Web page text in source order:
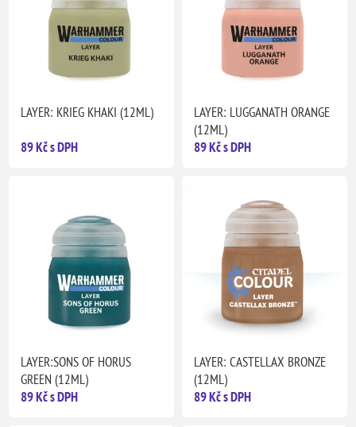
LAYER: KRIEG KHAKI (12ML)
89 Kč s DPH
LAYER: LUGGANATH ORANGE
(12ML)
89 Kč s DPH
LAYER:SONS OF HORUS
GREEN (12ML)
89 Kč s DPH
LAYER: CASTELLAX BRONZE
(12ML)
89 Kč s DPH